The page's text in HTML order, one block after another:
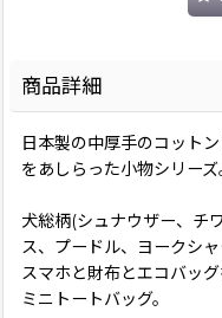
商品詳細
日本製の中厚手のコット
をあしらった小物シリーズ
犬総柄(シュナウザー、チ
ス、プードル、ヨークシャ
スマホと財布とエコバッ
ミニトートバッグ。